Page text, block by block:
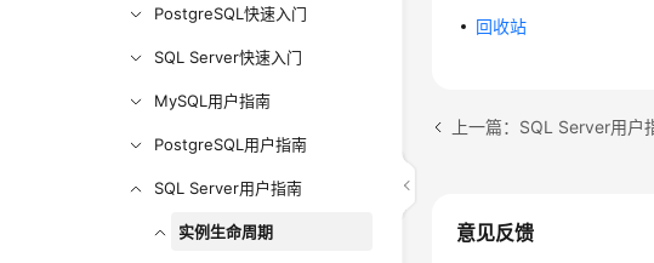
PostgreSQL快速入门
SQL Server快速入门
MySQL用户指南
PostgreSQL用户指南
SQL Server用户指南
实例生命周期
回收站
上一篇：SQL Server用户
意见反馈